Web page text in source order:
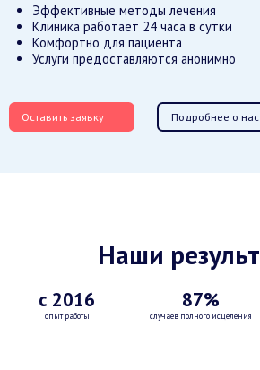
Эффективные методы лечения
Клиника работает 24 часа в сутки
Комфортно для пациента
Услуги предоставляются анонимно
Оставить заявку Подробнее о нас
Наши
с 2016
опыт работы
87%
случаев полного исцеления